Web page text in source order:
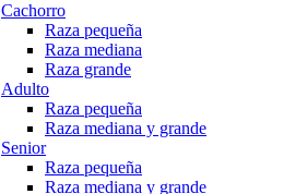
Cachorro
Raza pequeña
Raza mediana
Raza grande
Adulto
Raza pequeña
Raza mediana y grande
Senior
Raza pequeña
Raza mediana y grande